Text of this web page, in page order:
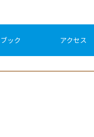
ック アクセス